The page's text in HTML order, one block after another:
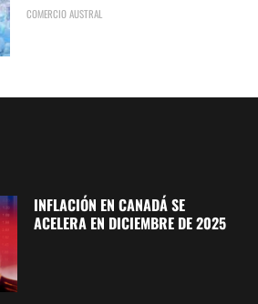
COMERCIO AUSTRAL
INFLACIÓN EN CANADÁ SE
ACELERA EN DICIEMBRE DE 2025